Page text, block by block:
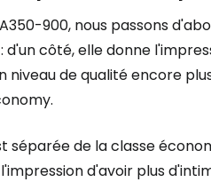
900, nous passons
côté, elle donne
de qualité encore
séparée de la classe
d'avoir plus